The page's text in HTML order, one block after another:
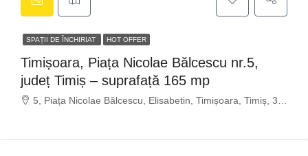
SPAȚII DE ÎNCHIRIAT HOT OFFER
Timișoara, Piața Nicolae Bălcescu nr.5,
județ Timiș – suprafață 165 mp
5, Piața Nicolae Bălcescu, Elisabetin, Timișoara, Timiș, 300236, Romania